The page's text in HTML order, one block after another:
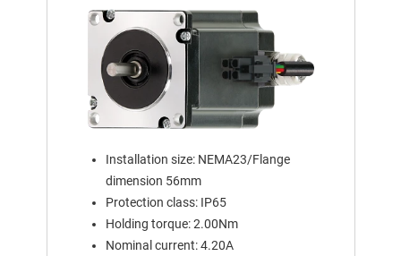
Installation size: NEMA23/Flange
dimension 56mm
Protection class: IP65
Holding torque: 2.00Nm
Nominal current: 4.20A